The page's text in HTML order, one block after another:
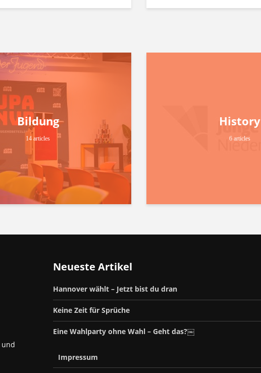
Bildung
14 articles
History
6 articles
Neueste Artikel
Hannover wählt – Jetzt bist du dran
Keine Zeit für Sprüche
Eine Wahlparty ohne Wahl – Geht das?￼
Impressum